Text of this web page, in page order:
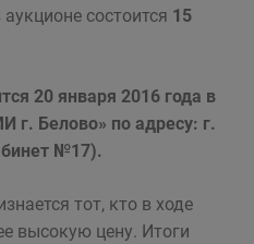
состоится 15
20 января 2016 года в
г. Белово» по адресу: г.
№17).
тот, кто в ходе
высокую цену. Итоги